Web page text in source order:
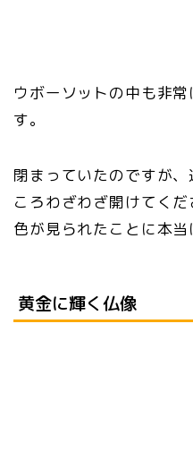
ウボーソットの中も非
す。
閉まっていたのですが
ころわざわざ開けてく
色が見られたことに本当
黄金に輝く仏像